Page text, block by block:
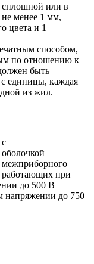
сплошной или в
менее 1 мм,
цвета и 1
способом,
по отношению к
быть
единицы, каждая
из жил.
межприборного
работающих при
до 500 В
напряжении до 750